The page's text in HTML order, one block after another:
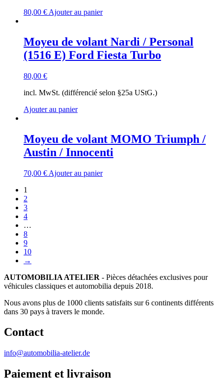
80,00 € Ajouter au panier
Moyeu de volant Nardi / Personal
(1516 E) Ford Fiesta Turbo
80,00 €
incl. MwSt. (différencié selon §25a UStG.)
Ajouter au panier
Moyeu de volant MOMO Triumph /
Austin / Innocenti
70,00 € Ajouter au panier
1
2
3
4
…
8
9
10
→
AUTOMOBILIA ATELIER - Pièces détachées exclusives pour
véhicules classiques et automobilia depuis 2018.
Nous avons plus de 1000 clients satisfaits sur 6 continents différents
dans 30 pays à travers le monde.
Contact
info@automobilia-atelier.de
Paiement et livraison